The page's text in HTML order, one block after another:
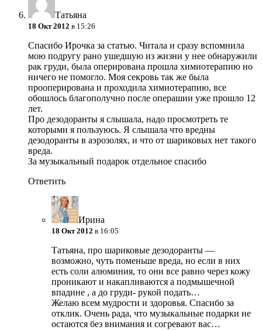
Татьяна
18 Окт 2012 в 15:26
Спасибо Ирочка за статью. Читала и сразу вспомнила
мою подругу рано ушедшую из жизни у нее обнаружили
рак груди, была оперирована прошла химиотерапию но
ничего не помогло. Моя секровь так же была
прооперирована и проходила химиотерапию, все
обошлось благополучно после операшии уже прошло 12
лет.
Про дезодоранты я слышала, надо просмотреть те
которыми я пользуюсь. Я слышала что вредны
дезодоранты в аэрозолях, и что от шариковых нет такого
вреда.
За музыкальный подарок отдельное спасибо
Ответить
Ирина
18 Окт 2012 в 16:05
Татьяна, про шариковые дезодоранты —
возможно, чуть поменьше вреда, но если в них
есть соли алюминия, то они все равно через кожу
проникают и накапливаются а подмышечной
впадине , а до груди- рукой подать…
Желаю всем мудрости и здоровья. Спасибо за
отклик. Очень рада, что музыкальные подарки не
остаются без внимания и согревают вас…